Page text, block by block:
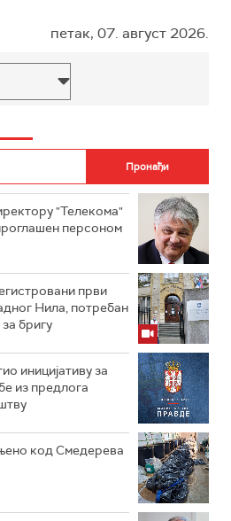
петак, 07. август 2026.
"Телекома"
персоном
први
Нила, потребан
бригу
иницијативу за
из предлога
код Смедерева